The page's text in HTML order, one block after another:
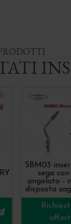
SBM03
sega
angolato -
disposta